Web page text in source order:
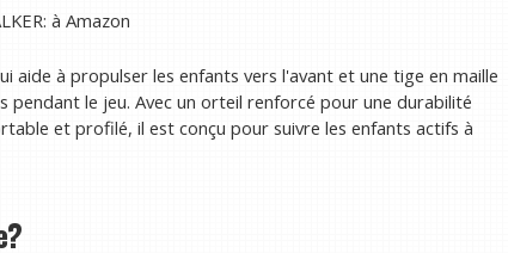
à Amazon
aide à propulser les enfants vers l'avant et une tige en maille
le jeu. Avec un orteil renforcé pour une durabilité
et profilé, il est conçu pour suivre les enfants actifs à